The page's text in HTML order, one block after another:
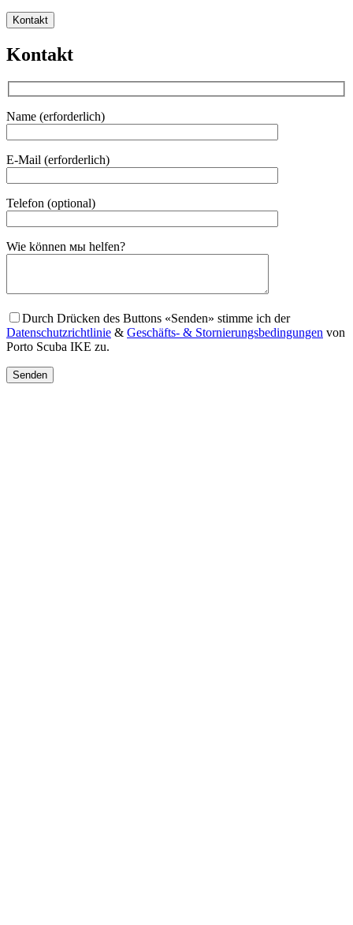
Kontakt
Kontakt
Name (erforderlich)
E-Mail (erforderlich)
Telefon (optional)
Gender
Wie können мы helfen?
Durch Drücken des Buttons «Senden» stimme ich der
Datenschutzrichtlinie & Geschäfts- & Stornierungsbedingungen von
Porto Scuba IKE zu.